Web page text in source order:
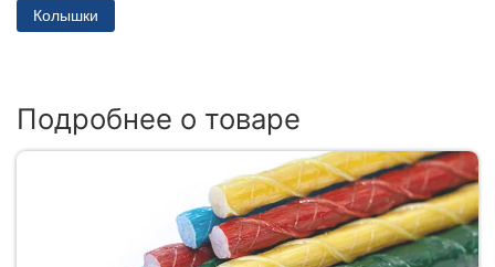
Колышки
Подробнее о товаре